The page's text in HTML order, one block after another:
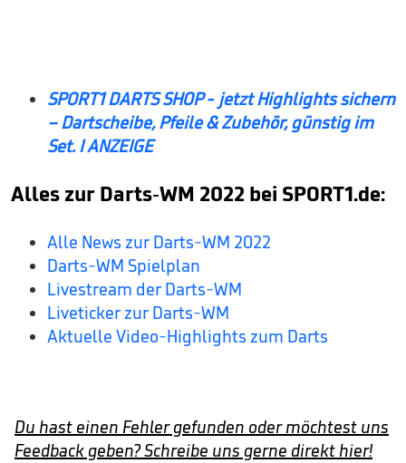
SPORT1 DARTS SHOP - jetzt Highlights sichern
– Dartscheibe, Pfeile & Zubehör, günstig im
Set. I ANZEIGE
Alles zur Darts-WM 2022 bei SPORT1.de:
Alle News zur Darts-WM 2022
Darts-WM Spielplan
Livestream der Darts-WM
Liveticker zur Darts-WM
Aktuelle Video-Highlights zum Darts
Du hast einen Fehler gefunden oder möchtest uns
Feedback geben? Schreibe uns gerne direkt hier!